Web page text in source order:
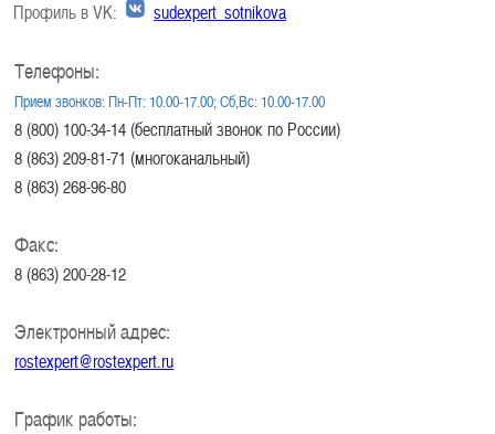
Профиль в VK: sudexpert_sotnikova
Телефоны:
Прием звонков: Пн-Пт: 10.00-17.00; Сб,Вс: 10.00-17.00
8 (800) 100-34-14 (бесплатный звонок по России)
8 (863) 209-81-71 (многоканальный)
8 (863) 268-96-80
Факс:
8 (863) 200-28-12
Электронный адрес:
rostexpert@rostexpert.ru
График работы: